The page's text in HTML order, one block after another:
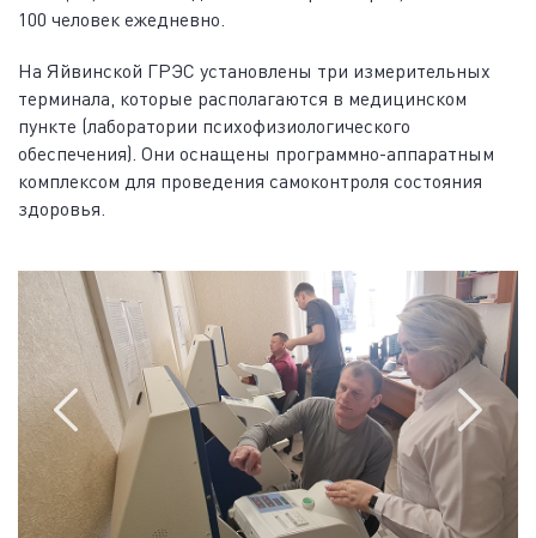
100 человек ежедневно.
На Яйвинской ГРЭС установлены три измерительных
терминала, которые располагаются в медицинском
пункте (лаборатории психофизиологического
обеспечения). Они оснащены программно-аппаратным
комплексом для проведения самоконтроля состояния
здоровья.